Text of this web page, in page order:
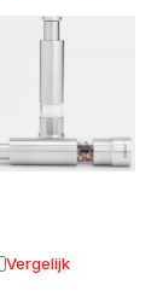
Vergelijk aan